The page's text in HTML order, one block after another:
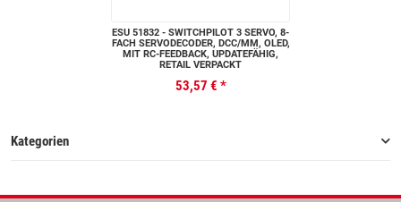
ESU 51832 - SWITCHPILOT 3 SERVO, 8-
FACH SERVODECODER, DCC/MM, OLED,
MIT RC-FEEDBACK, UPDATEFÄHIG,
RETAIL VERPACKT
53,57 € *
Kategorien